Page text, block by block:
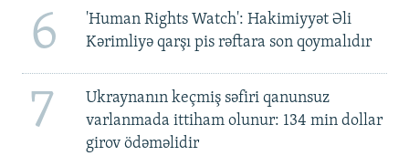
6
'Human Rights Watch': Hakimiyyət Əli
Kərimliyə qarşı pis rəftara son qoymalıdır
7
Ukraynanın keçmiş səfiri qanunsuz
varlanmada ittiham olunur: 134 min dollar
girov ödəməlidir